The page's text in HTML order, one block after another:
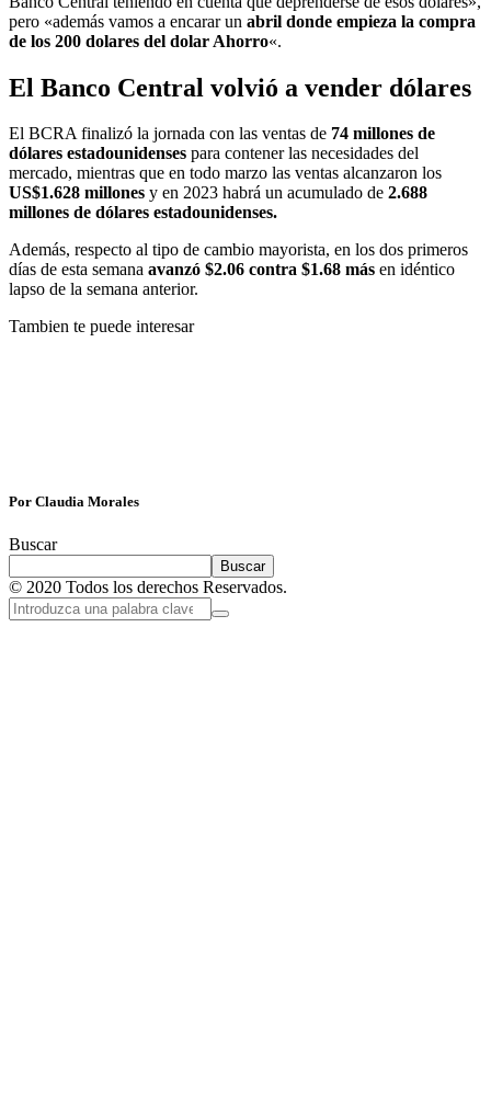
pero «además vamos a encarar un abril donde empieza la compra
de los 200 dolares del dolar Ahorro«.
El Banco Central volvió a vender dólares
El BCRA finalizó la jornada con las ventas de 74 millones de
dólares estadounidenses para contener las necesidades del
mercado, mientras que en todo marzo las ventas alcanzaron los
US$1.628 millones y en 2023 habrá un acumulado de 2.688
millones de dólares estadounidenses.
Además, respecto al tipo de cambio mayorista, en los dos primeros
días de esta semana avanzó $2.06 contra $1.68 más en idéntico
lapso de la semana anterior.
Tambien te puede interesar
Por Claudia Morales
Buscar
Buscar
© 2020 Todos los derechos Reservados.